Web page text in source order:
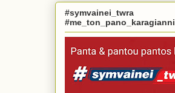
#symvainei_twra
#me_ton_pano_karagianni